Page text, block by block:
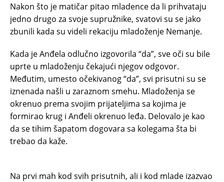
Nakon što je matičar pitao mladence da li prihvataju
jedno drugo za svoje supružnike, svatovi su se jako
zbunili kada su videli rekaciju mladoženje Nemanje.
Kada je Anđela odlučno izgovorila “da”, sve oči su bile
uprte u mladoženju čekajući njegov odgovor.
Međutim, umesto očekivanog “da”, svi prisutni su se
iznenada našli u zaraznom smehu. Mladoženja se
okrenuo prema svojim prijateljima sa kojima je
formirao krug i Anđeli okrenuo leđa. Delovalo je kao
da se tihim šapatom dogovara sa kolegama šta bi
trebao da kaže.
Na prvi mah kod svih prisutnih, ali i kod mlade izazvao